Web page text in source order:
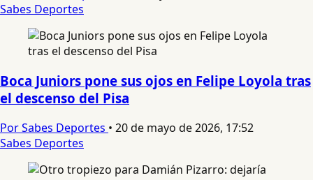
Sabes Deportes
Boca Juniors pone sus ojos en Felipe Loyola tras
el descenso del Pisa
Por Sabes Deportes • 20 de mayo de 2026, 17:52
Sabes Deportes